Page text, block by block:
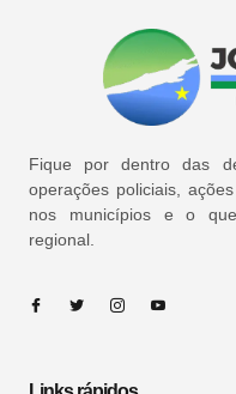
Fique por dentro das
operações policiais,
nos municípios e o
regional.